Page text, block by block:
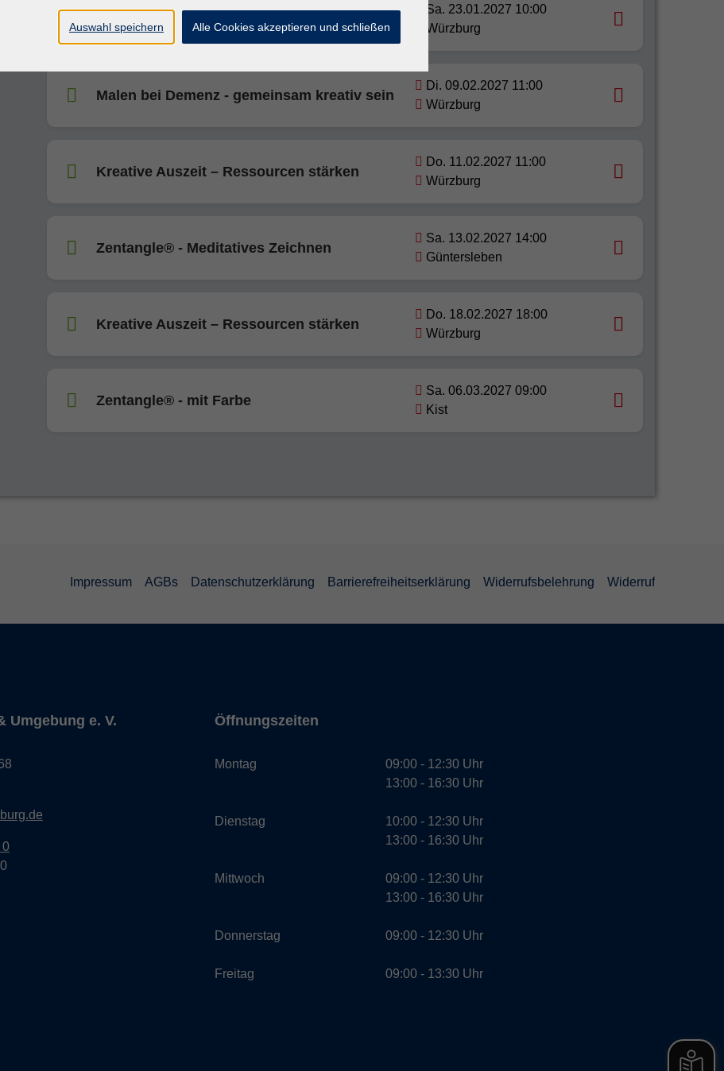
Sa. 23.01.2027 10:00
Würzburg
Malen bei Demenz - gemeinsam kreativ sein
Di. 09.02.2027 11:00
Würzburg
Kreative Auszeit – Ressourcen stärken
Do. 11.02.2027 11:00
Würzburg
Zentangle® - Meditatives Zeichnen
Sa. 13.02.2027 14:00
Güntersleben
Kreative Auszeit – Ressourcen stärken
Do. 18.02.2027 18:00
Würzburg
Zentangle® - mit Farbe
Sa. 06.03.2027 09:00
Kist
Impressum AGBs Datenschutzerklärung Barrierefreiheitserklärung Widerrufsbelehrung Widerruf
Umgebung e. V.
0
Öffnungszeiten
Montag
Dienstag
Mittwoch
Donnerstag
Freitag
09:00 - 12:30 Uhr
13:00 - 16:30 Uhr
10:00 - 12:30 Uhr
13:00 - 16:30 Uhr
09:00 - 12:30 Uhr
13:00 - 16:30 Uhr
09:00 - 12:30 Uhr
09:00 - 13:30 Uhr
Auswahl speichern Alle Cookies akzeptieren und schließen